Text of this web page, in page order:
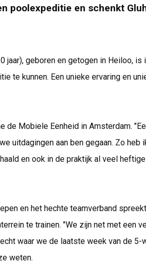
poolexpeditie en schenkt
jaar), geboren en getogen in Heiloo,
te kunnen. Een unieke ervaring en
de Mobiele Eenheid in Amsterdam.
uitdagingen aan ben gegaan. Zo heb
en ook in de praktijk al veel
en het hechte teamverband
te trainen. "We zijn net met een
waar we de laatste week van de
weten.